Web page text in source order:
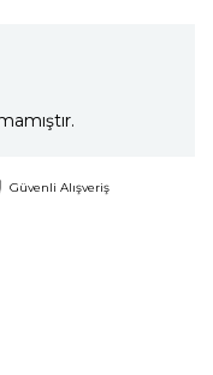
Güvenli Alışveriş